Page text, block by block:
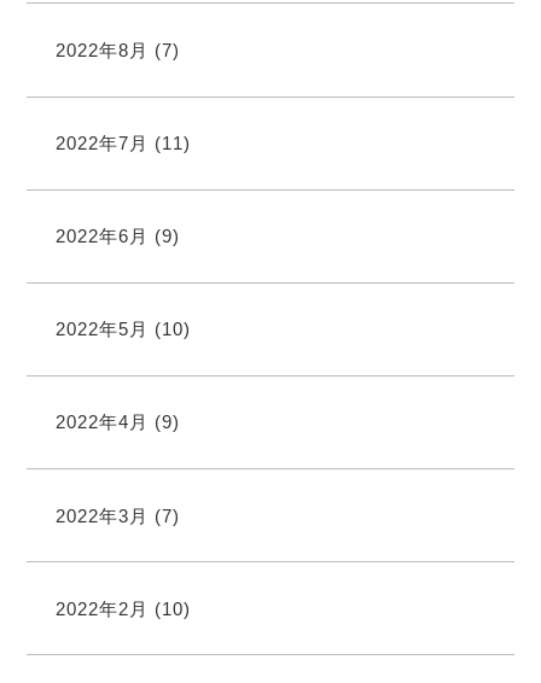
2022年8月 (7)
2022年7月 (11)
2022年6月 (9)
2022年5月 (10)
2022年4月 (9)
2022年3月 (7)
2022年2月 (10)